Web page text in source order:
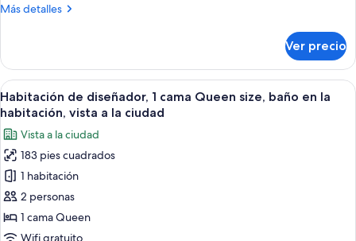
King
vista
a
la
ciudad
Más detalles
Más
doble
exclusiva,
1
cama
size,
Terraza,
vista
la
Ver precio
Abrir
todas
las
fotos
de
Habitación
de
diseñador,
1
Un dormitorio ordenado con una
6
Habitación de diseñador, 1 cama Queen size, baño en la
habitación, vista a la ciudad
Vista a la ciudad
183 pies cuadrados
1 habitación
2 personas
1 cama Queen
Wifi gratuito